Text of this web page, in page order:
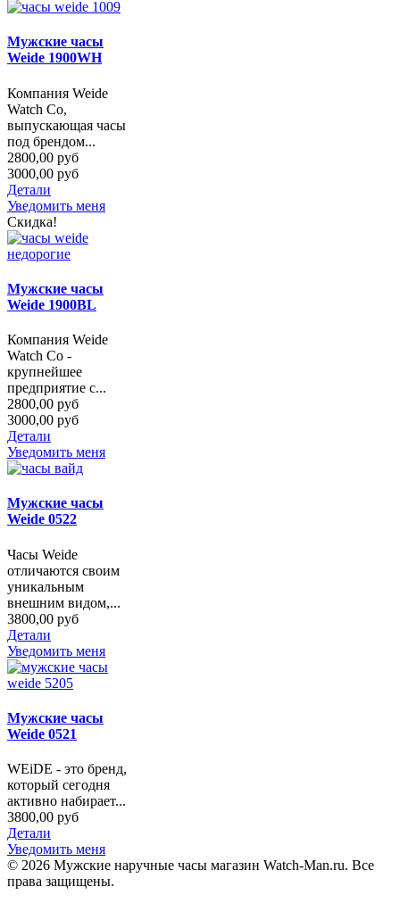
Мужские часы
Weide 1900WH
Компания Weide
Watch Co,
выпускающая часы
под брендом...
2800,00 руб
3000,00 руб
Детали
Уведомить меня
Скидка!
Мужские часы
Weide 1900BL
Компания Weide
Watch Co -
крупнейшее
предприятие с...
2800,00 руб
3000,00 руб
Детали
Уведомить меня
Мужские часы
Weide 0522
Часы Weide
отличаются своим
уникальным
внешним видом,...
3800,00 руб
Детали
Уведомить меня
Мужские часы
Weide 0521
WEiDE - это бренд,
который сегодня
активно набирает...
3800,00 руб
Детали
Уведомить меня
© 2026 Мужские наручные часы магазин Watch-Man.ru. Все
права защищены.